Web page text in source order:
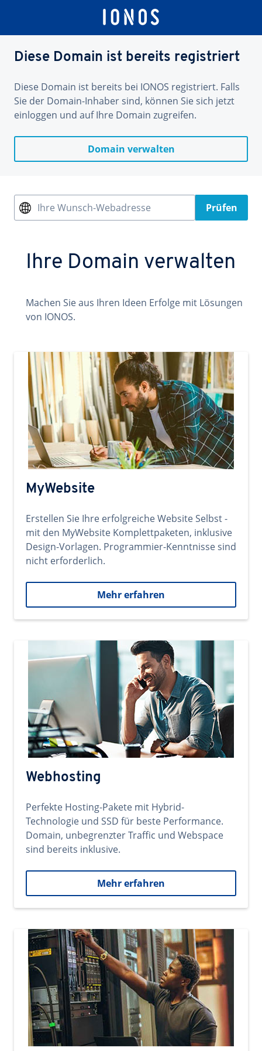
Diese Domain ist bereits registriert
Diese Domain ist bereits bei IONOS registriert. Falls
Sie der Domain-Inhaber sind, können Sie sich jetzt
einloggen und auf Ihre Domain zugreifen.
Domain verwalten
Ihre Wunsch-Webadresse Prüfen
Ihre Domain verwalten
Machen Sie aus Ihren Ideen Erfolge mit Lösungen
von IONOS.
MyWebsite
Erstellen Sie Ihre erfolgreiche Website Selbst -
mit den MyWebsite Komplettpaketen, inklusive
Design-Vorlagen. Programmier-Kenntnisse sind
nicht erforderlich.
Mehr erfahren
Webhosting
Perfekte Hosting-Pakete mit Hybrid-
Technologie und SSD für beste Performance.
Domain, unbegrenzter Traffic und Webspace
sind bereits inklusive.
Mehr erfahren